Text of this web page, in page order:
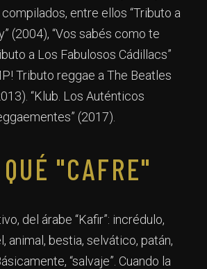
entre ellos “Tributo a
(2004), “Vos sabés como te
a Los Fabulosos Cádillacs”
Tributo reggae a The Beatles
“Klub. Los Auténticos
(2017).
"CAFRE"
del árabe “Kafir”: incrédulo,
animal, bestia, selvático, patán,
“salvaje”. Cuando la